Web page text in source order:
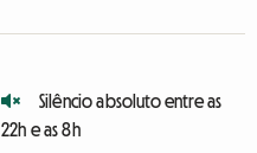
Silêncio absoluto entre as
22h e as 8h